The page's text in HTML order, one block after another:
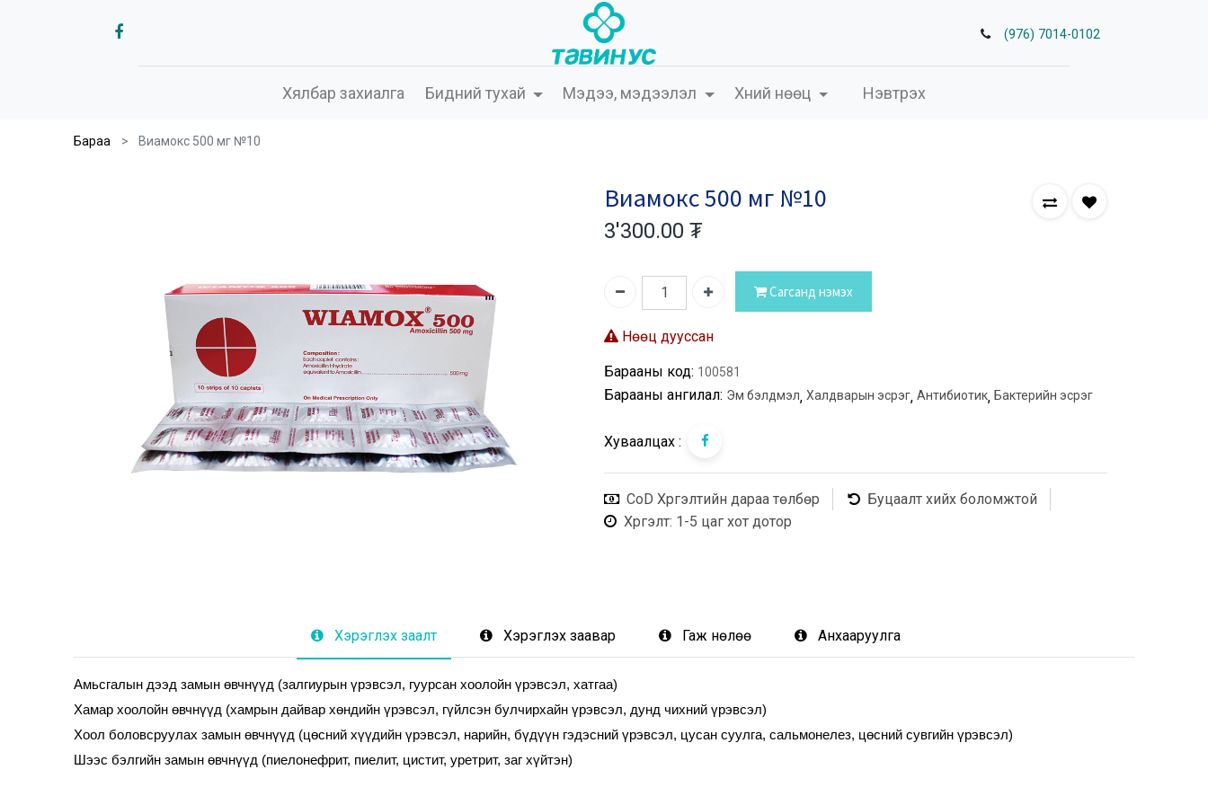
(976) 7014-0102
Хялбар захиалга Бидний тухай Мэдээ, мэдээлэл Хүний нөөц Нэвтрэх
Бараа Виамокс 500 мг №10
Виамокс 500 мг №10
3'300.00 ₮
Сагсанд нэмэх
Нөөц дууссан
Барааны код: 100581
Барааны ангилал: Эм бэлдмэл, Халдварын эсрэг, Антибиотик, Бактерийн эсрэг
Хуваалцах :
CoD Хүргэлтийн дараа төлбөр
Буцаалт хийх боломжтой
Хүргэлт: 1-5 цаг хот дотор
Хэрэглэх заалт Хэрэглэх заавар Гаж нөлөө Анхааруулга
Амьсгалын дээд замын өвчнүүд (залгиурын үрэвсэл, гуурсан хоолойн үрэвсэл, хатгаа)
Хамар хоолойн өвчнүүд (хамрын дайвар хөндийн үрэвсэл, гүйлсэн булчирхайн үрэвсэл, дунд чихний үрэвсэл)
Хоол боловсруулах замын өвчнүүд (цөсний хүүдийн үрэвсэл, нарийн, бүдүүн гэдэсний үрэвсэл, цусан суулга, сальмонелез, цөсний сувгийн үрэвсэл)
Шээс бэлгийн замын өвчнүүд (пиелонефрит, пиелит, цистит, уретрит, заг хүйтэн)